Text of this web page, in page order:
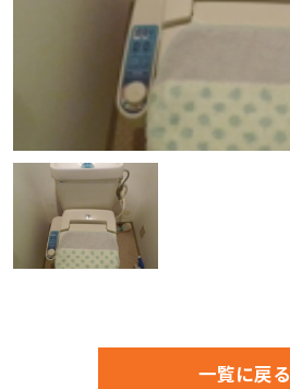
一覧に戻る